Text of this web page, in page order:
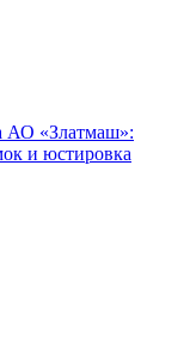
АО «Златмаш»:
и юстировка